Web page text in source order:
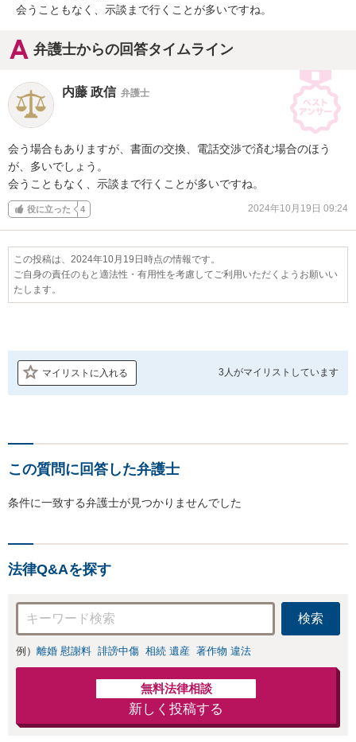
会うこともなく、示談まで行くことが多いですね。
弁護士からの回答タイムライン
内藤 政信 弁護士
会う場合もありますが、書面の交換、電話交渉で済む場合のほう
が、多いでしょう。
会うこともなく、示談まで行くことが多いですね。
役に立った 4 2024年10月19日 09:24
この投稿は、2024年10月19日時点の情報です。
ご自身の責任のもと適法性・有用性を考慮してご利用いただくようお願いい
たします。
マイリストに入れる 3人がマイリストしています
この質問に回答した弁護士
条件に一致する弁護士が見つかりませんでした
法律Q&Aを探す
検索
例） 離婚 慰謝料 誹謗中傷 相続 遺産 著作物 違法
無料法律相談
新しく投稿する